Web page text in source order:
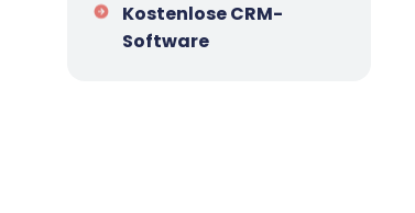
Kostenlose CRM-
Software